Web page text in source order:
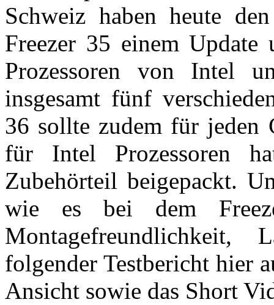
Schweiz haben heute
Freezer 35 einem Update
Prozessoren von Intel
insgesamt fünf
36 sollte zudem für jeden
für Intel Prozessoren
Zubehörteil beigepackt.
wie es bei dem
Montagefreundlichkeit,
folgender Testbericht hier
Ansicht sowie das Short